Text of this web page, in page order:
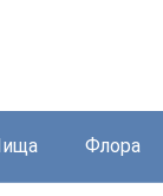
Флора